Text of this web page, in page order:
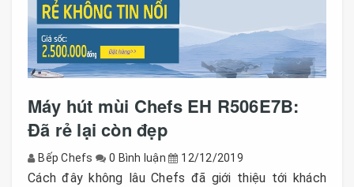
Máy hút mùi Chefs EH R506E7B:
Đã rẻ lại còn đẹp
Bếp Chefs 0 Bình luận 12/12/2019
Cách đây không lâu Chefs đã giới thiệu tới khách